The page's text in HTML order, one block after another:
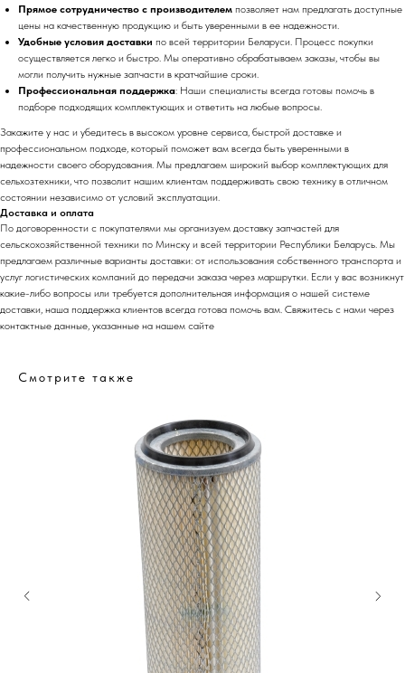
Прямое сотрудничество с производителем позволяет нам предлагать доступные
цены на качественную продукцию и быть уверенными в ее надежности.
Удобные условия доставки по всей территории Беларуси. Процесс покупки
осуществляется легко и быстро. Мы оперативно обрабатываем заказы, чтобы вы
могли получить нужные запчасти в кратчайшие сроки.
Профессиональная поддержка: Наши специалисты всегда готовы помочь в
подборе подходящих комплектующих и ответить на любые вопросы.
Закажите у нас и убедитесь в высоком уровне сервиса, быстрой доставке и
профессиональном подходе, который поможет вам всегда быть уверенными в
надежности своего оборудования. Мы предлагаем широкий выбор комплектующих для
сельхозтехники, что позволит нашим клиентам поддерживать свою технику в отличном
состоянии независимо от условий эксплуатации.
Доставка и оплата
По договоренности с покупателями мы организуем доставку запчастей для
сельскохозяйственной техники по Минску и всей территории Республики Беларусь. Мы
предлагаем различные варианты доставки: от использования собственного транспорта и
услуг логистических компаний до передачи заказа через маршрутки. Если у вас возникнут
какие-либо вопросы или требуется дополнительная информация о нашей системе
доставки, наша поддержка клиентов всегда готова помочь вам. Свяжитесь с нами через
контактные данные, указанные на нашем сайте
Смотрите также